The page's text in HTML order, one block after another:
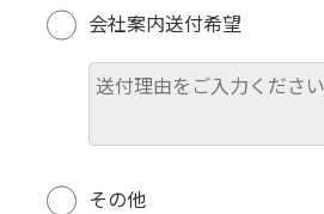
Q&A 会社案内送付希望
その他